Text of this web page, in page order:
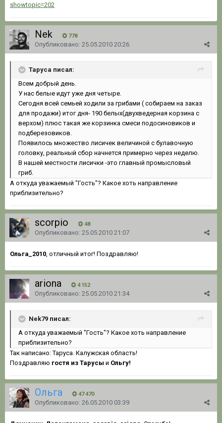
showtopic=202
Nek 778
Опубликовано: 25.05.2010 20:26
Таруса писал:
Всем добрый день.
У нас белые идут уже дня четыре.
Сегодня всей семьей ходили за грибами ( собираем на заказ
для продажи) итог дня- 190 белых(двухведерная корзина с
верхом) плюс такая же корзинка смеси подосиновиков и
подберезовиков.
Появилось множество лисичек величиной с булавочную
головку, реальный сбор начнется примерно через неделю.
В нашей местности лисички -это главный промысловый
гриб.
А откуда уважаемый "Гость"? Какое хоть направление
приблизительно?
scorpio 48
Опубликовано: 25.05.2010 21:07
Ольга_2010 , отличный итог! Поздравляю!
ariona 4 152
Опубликовано: 25.05.2010 21:34
Nek79 писал:
А откуда уважаемый "Гость"? Какое хоть направление
приблизительно?
Так написано: Таруса. Калужская область!
Поздравляю гостя из Тарусы и Ольгу!
Ольга 47 470
Опубликовано: 26.05.2010 03:39